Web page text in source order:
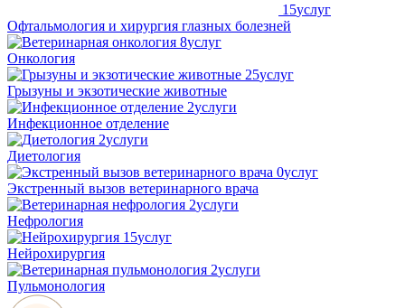
15услуг
Офтальмология и хирургия глазных болезней
8услуг
Онкология
25услуг
Грызуны и экзотические животные
2услуги
Инфекционное отделение
2услуги
Диетология
0услуг
Экстренный вызов ветеринарного врача
2услуги
Нефрология
15услуг
Нейрохирургия
2услуги
Пульмонология